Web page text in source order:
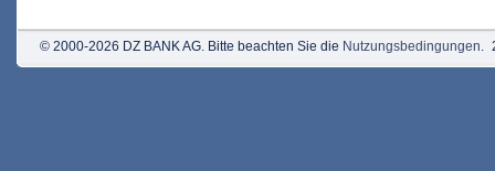
© 2000-2026 DZ BANK AG. Bitte beachten Sie die Nutzungsbedingungen.